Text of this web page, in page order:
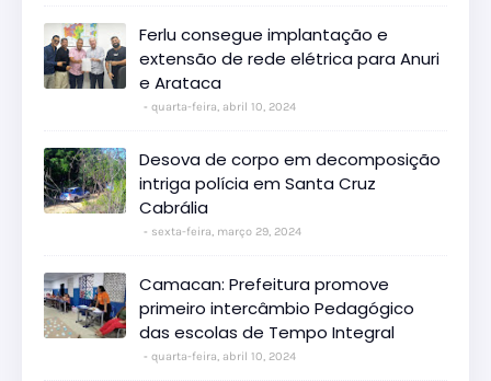
Ferlu consegue implantação e
extensão de rede elétrica para Anuri
e Arataca
quarta-feira, abril 10, 2024
Desova de corpo em decomposição
intriga polícia em Santa Cruz
Cabrália
sexta-feira, março 29, 2024
Camacan: Prefeitura promove
primeiro intercâmbio Pedagógico
das escolas de Tempo Integral
quarta-feira, abril 10, 2024